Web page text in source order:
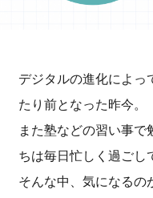
∟ メイク
医薬品・目薬
ロート製薬の想い
お問い合わせ
個人情報の取り扱い
医薬品の販売に関する表示
特定商取引に関する法律
ご利用環境
サイトマップ
デジタルの進化によっ
たり前となった昨今。
また塾などの習い事で
ちは毎日忙しく過ごし
そんな中、気になるの